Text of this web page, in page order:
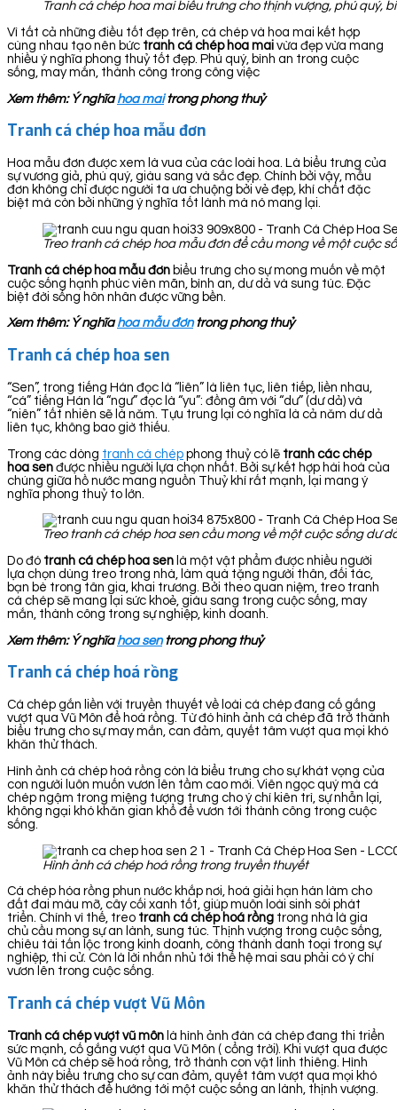
Tranh cá chép hoa mai biểu trưng cho thịnh vượng, phú quý,
Vì tất cả những điều tốt đẹp trên, cá chép và hoa mai kết hợp
cùng nhau tạo nên bức tranh cá chép hoa mai vừa đẹp vừa mang
nhiều ý nghĩa phong thuỷ tốt đẹp. Phú quý, bình an trong cuộc
sống, may mắn, thành công trong công việc
Xem thêm: Ý nghĩahoa maitrong phong thuỷ
Tranh cá chép hoa mẫu đơn
Hoa mẫu đơn được xem là vua của các loài hoa. Là biểu trưng của
sự vương giả, phú quý, giàu sang và sắc đẹp. Chính bởi vậy, mẫu
đơn không chỉ được người ta ưa chuộng bởi vẻ đẹp, khí chất đặc
biệt mà còn bởi những ý nghĩa tốt lành mà nó mang lại.
Treo tranh cá chép hoa mẫu đơn để cầu mong về một cuộc
Tranh cá chép hoa mẫu đơn biểu trưng cho sự mong muốn về một
cuộc sống hạnh phúc viên mãn, bình an, dư dả và sung túc. Đặc
biệt đời sống hôn nhân được vững bền.
Xem thêm: Ý nghĩahoa mẫu đơntrong phong thuỷ
Tranh cá chép hoa sen
“Sen”, trong tiếng Hán đọc là “liên” là liên tục, liên tiếp, liền nhau,
“cá” tiếng Hán là “ngư” đọc là “yu”: đồng âm với “dư” (dư dả) và
“niên” tất nhiên sẽ là năm. Tựu trung lại có nghĩa là cả năm dư dả
liên tục, không bao giờ thiếu.
Trong các dòng tranh cá chép phong thuỷ có lẽ tranh các chép
hoa sen được nhiều người lựa chọn nhất. Bởi sự kết hợp hài hoà của
chúng giữa hồ nước mang nguồn Thuỷ khí rất mạnh, lại mang ý
nghĩa phong thuỷ to lớn.
Treo tranh cá chép hoa sen cầu mong về một cuộc sống dư
Do đó tranh cá chép hoa sen là một vật phẩm được nhiều người
lựa chọn dùng treo trong nhà, làm quà tặng người thân, đối tác,
bạn bè trong tân gia, khai trương. Bởi theo quan niệm, treo tranh
cá chép sẽ mang lại sức khoẻ, giàu sang trong cuộc sống, may
mắn, thành công trong sự nghiệp, kinh doanh.
Xem thêm: Ý nghĩahoa sentrong phong thuỷ
Tranh cá chép hoá rồng
Cá chép gắn liền với truyền thuyết về loài cá chép đang cố gắng
vượt qua Vũ Môn để hoá rồng. Từ đó hình ảnh cá chép đã trở thành
biểu trưng cho sự may mắn, can đảm, quyết tâm vượt qua mọi khó
khăn thử thách.
Hình ảnh cá chép hoá rồng còn là biểu trưng cho sự khát vọng của
con người luôn muốn vươn lên tầm cao mới. Viên ngọc quý mà cá
chép ngậm trong miệng tượng trưng cho ý chí kiên trì, sự nhẫn lại,
không ngại khó khăn gian khổ để vươn tới thành công trong cuộc
sống.
Hình ảnh cá chép hoá rồng trong truyền thuyết
Cá chép hóa rồng phun nước khắp nơi, hoá giải hạn hán làm cho
đất đai màu mỡ, cây cối xanh tốt, giúp muôn loài sinh sôi phát
triển. Chính vì thế, treo tranh cá chép hoá rồng trong nhà là gia
chủ cầu mong sự an lành, sung túc. Thịnh vượng trong cuộc sống,
chiêu tài tấn lộc trong kinh doanh, công thành danh toại trong sự
nghiệp, thi cử. Còn là lời nhắn nhủ tới thế hệ mai sau phải có ý chí
vươn lên trong cuộc sống.
Tranh cá chép vượt Vũ Môn
Tranh cá chép vượt vũ môn là hình ảnh đàn cá chép đang thi triển
sức mạnh, cố gắng vượt qua Vũ Môn ( cổng trời). Khi vượt qua được
Vũ Môn cá chép sẽ hoá rồng, trở thành con vật linh thiêng. Hình
ảnh này biểu trưng cho sự can đảm, quyết tâm vượt qua mọi khó
khăn thử thách để hướng tới một cuộc sống an lành, thịnh vượng.